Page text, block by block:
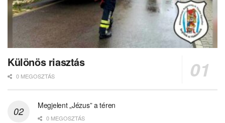
Különös riasztás
0 MEGOSZTÁS
Megjelent „Jézus” a téren
0 MEGOSZTÁS